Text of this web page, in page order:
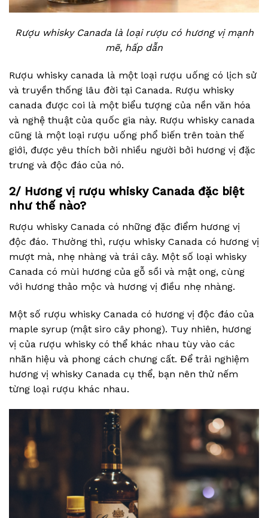
Rượu whisky Canada là loại rượu có hương vị mạnh
mẽ, hấp dẫn
Rượu whisky canada là một loại rượu uống có lịch sử
và truyền thống lâu đời tại Canada. Rượu whisky
canada được coi là một biểu tượng của nền văn hóa
và nghệ thuật của quốc gia này. Rượu whisky canada
cũng là một loại rượu uống phổ biến trên toàn thế
giới, được yêu thích bởi nhiều người bởi hương vị đặc
trưng và độc đáo của nó.
2/ Hương vị rượu whisky Canada đặc biệt
như thế nào?
Rượu whisky Canada có những đặc điểm hương vị
độc đáo. Thường thì, rượu whisky Canada có hương vị
mượt mà, nhẹ nhàng và trái cây. Một số loại whisky
Canada có mùi hương của gỗ sồi và mật ong, cùng
với hương thảo mộc và hương vị điều nhẹ nhàng.
Một số rượu whisky Canada có hương vị độc đáo của
maple syrup (mật siro cây phong). Tuy nhiên, hương
vị của rượu whisky có thể khác nhau tùy vào các
nhãn hiệu và phong cách chưng cất. Để trải nghiệm
hương vị whisky Canada cụ thể, bạn nên thử nếm
từng loại rượu khác nhau.